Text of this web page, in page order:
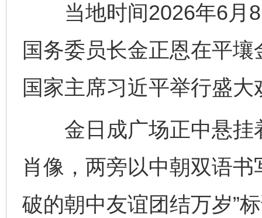
当地时间2026年6月8
国务委员长金正恩在平
国家主席习近平举行盛大
金日成广场正中悬挂
肖像，两旁以中朝双语书
破的朝中友谊团结万岁”